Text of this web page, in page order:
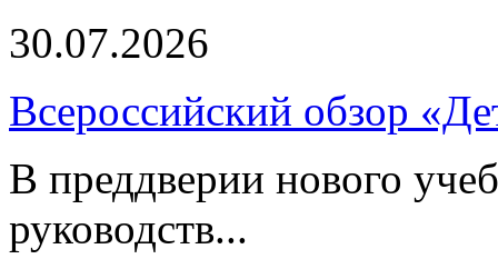
30.07.2026
Всероссийский обзор
В преддверии нового
руководств...